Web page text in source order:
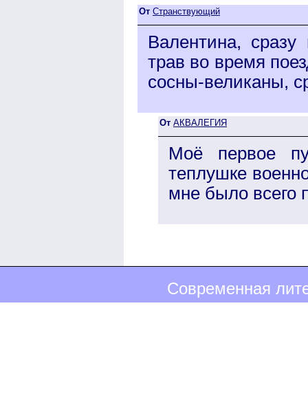
От Странствующий
Валентина,
трав во время
сосны-великаны,
От АКВАЛЕГИЯ
Моё первое
теплушке
мне было всего
Современная